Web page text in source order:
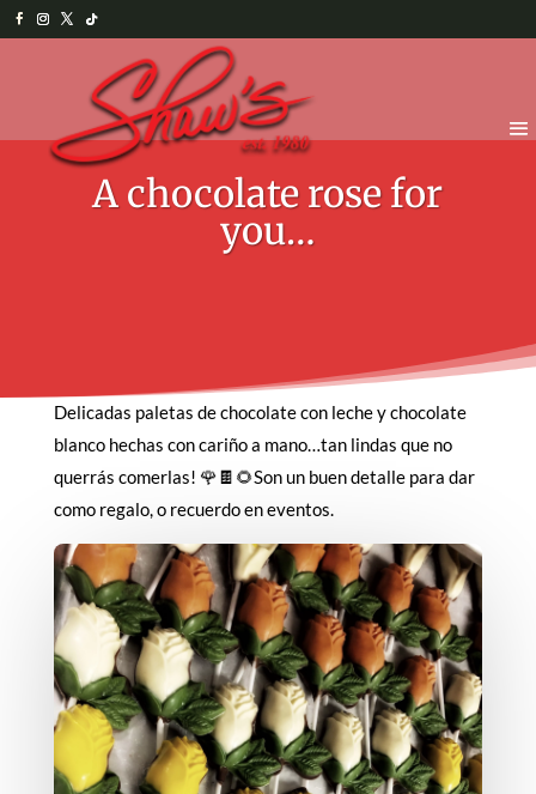
A chocolate rose for
you…
Delicadas paletas de chocolate con leche y chocolate
blanco hechas con cariño a mano…tan lindas que no
querrás comerlas! 🌹🍫🌻Son un buen detalle para dar
como regalo, o recuerdo en eventos.